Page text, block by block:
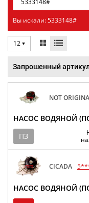
Вы искали: 5333148#
12
Запрошенный
NOT
НАСОС ВОДЯНОЙ
ПЗ
CICADA
НАСОС ВОДЯНОЙ